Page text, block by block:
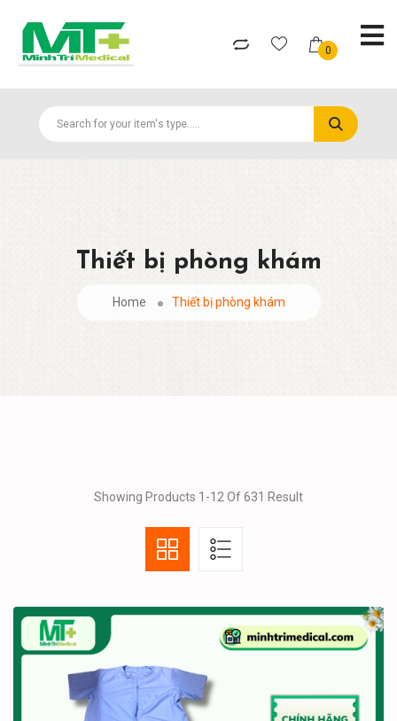
0
Thiết bị phòng khám
Home Thiết bị phòng khám
Showing Products 1-12 Of 631 Result